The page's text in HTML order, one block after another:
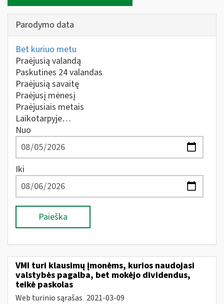
Parodymo data
Bet kuriuo metu
Praėjusią valandą
Paskutines 24 valandas
Praėjusią savaitę
Praėjusį mėnesį
Praėjusiais metais
Laikotarpyje…
Nuo
Iki
Paieška
VMI turi klausimų įmonėms, kurios naudojasi
valstybės pagalba, bet mokėjo dividendus,
teikė paskolas
Web turinio sąrašas 2021-03-09